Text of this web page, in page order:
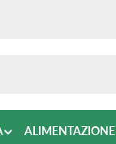
ALIMENTAZIONE